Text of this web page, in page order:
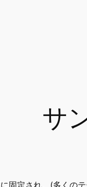
サ
固定され、(多くの